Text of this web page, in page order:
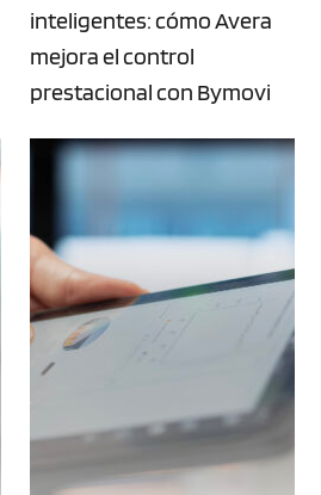
inteligentes: cómo Avera
mejora el control
prestacional con Bymovi